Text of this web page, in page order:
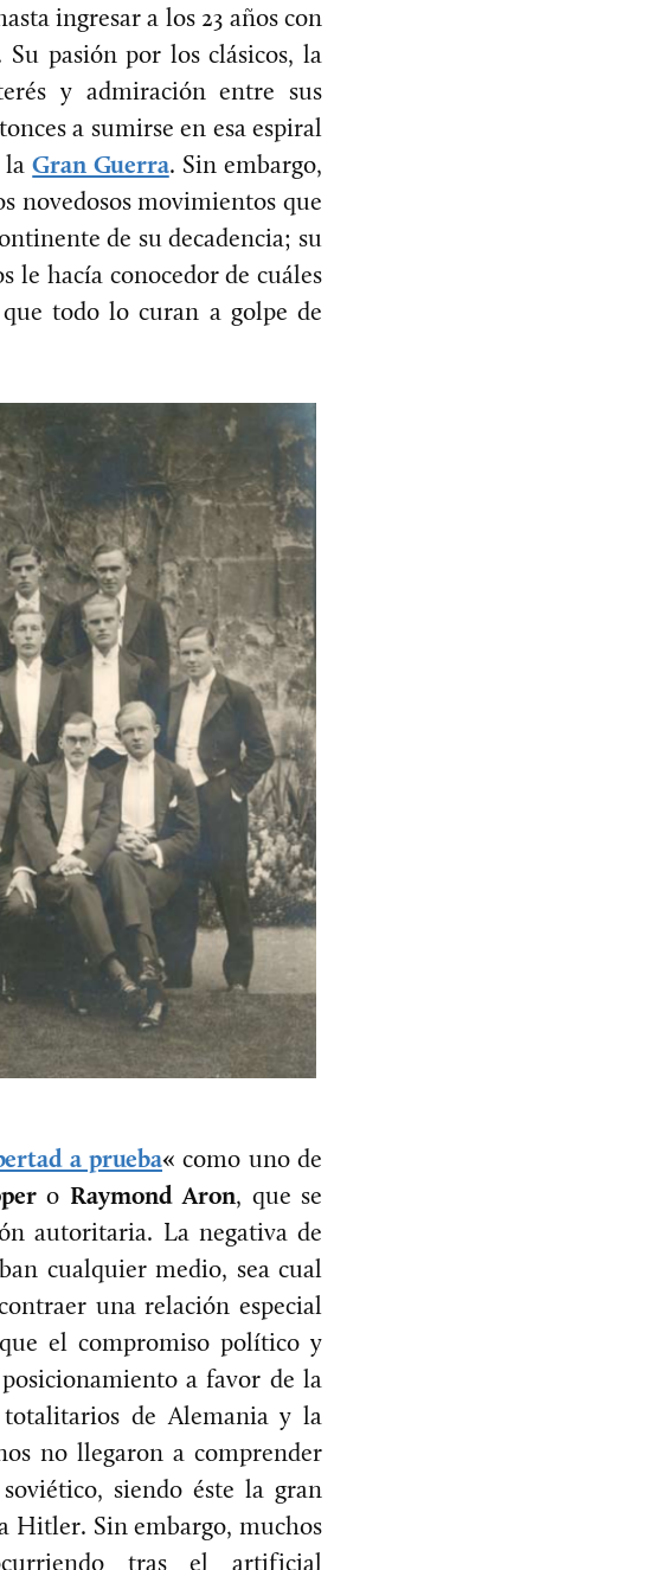
ingresar a los 23 años con
pasión por los clásicos, la
y admiración entre sus
a sumirse en esa espiral
laGran Guerra. Sin embargo,
novedosos movimientos que
de su decadencia; su
le hacía conocedor de cuáles
que todo lo curan a golpe de
a prueba« como uno de
o Raymond Aron, que se
autoritaria. La negativa de
cualquier medio, sea cual
una relación especial
el compromiso político y
a favor de la
de Alemania y la
no llegaron a comprender
siendo éste la gran
Hitler. Sin embargo, muchos
tras el artificial